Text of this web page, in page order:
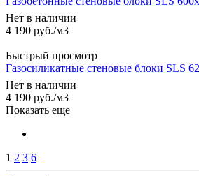
Нет в наличии
4 190 руб./м3
Быстрый просмотр
Газосиликатные стеновые блоки SLS
Нет в наличии
4 190 руб./м3
Показать еще
1 2 3 6